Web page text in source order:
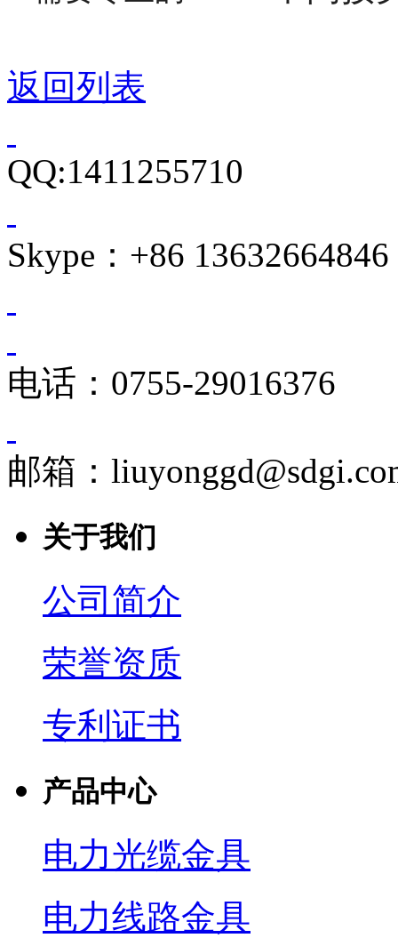
返回列表
QQ:1411255710
Skype：+86 13632664846
电话：0755-29016376
邮箱：
关于我们
公司简介
荣誉资质
专利证书
产品中心
电力光缆金具
电力线路金具